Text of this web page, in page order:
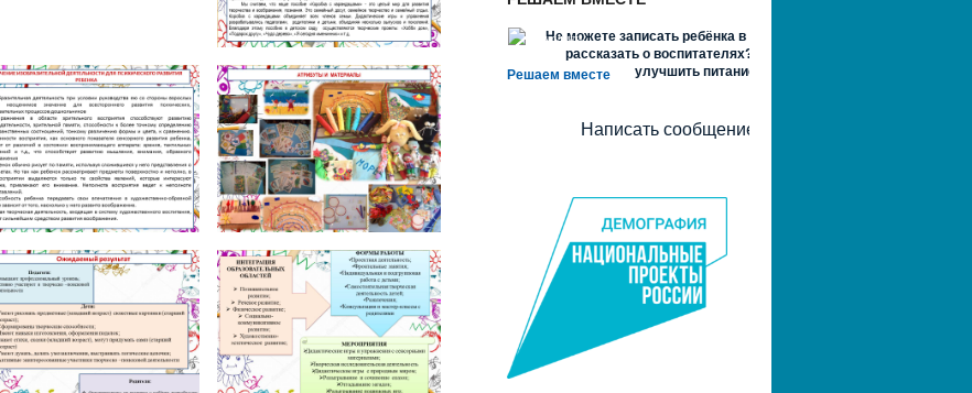
Решаем вместе
Не можете записать ребёнка в сад? Хотите
рассказать о воспитателях? Знаете, как
улучшить питание и занятия?
Написать сообщение